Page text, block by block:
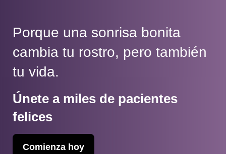
Porque una sonrisa bonita
cambia tu rostro, pero también
tu vida.
Únete a miles de pacientes
felices
Comienza hoy